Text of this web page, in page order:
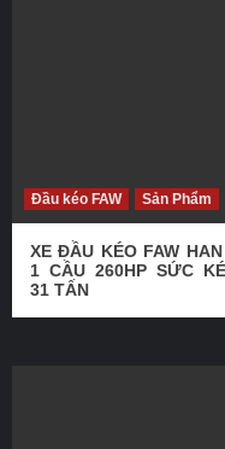
Đầu kéo FAW Sản Phẩm
XE ĐẦU KÉO FAW
1 CẦU 260HP SỨC
31 TẤN